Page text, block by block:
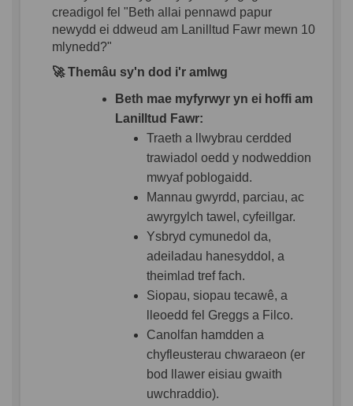
creadigol fel "Beth allai pennawd papur
newydd ei ddweud am Lanilltud Fawr mewn 10
mlynedd?"
🚀Themâu sy'n dod i'r amlwg
Beth mae myfyrwyr yn ei hoffi am
Lanilltud Fawr:
Traeth a llwybrau cerdded
trawiadol oedd y nodweddion
mwyaf poblogaidd.
Mannau gwyrdd, parciau, ac
awyrgylch tawel, cyfeillgar.
Ysbryd cymunedol da,
adeiladau hanesyddol, a
theimlad tref fach.
Siopau, siopau tecawê, a
lleoedd fel Greggs a Filco.
Canolfan hamdden a
chyfleusterau chwaraeon (er
bod llawer eisiau gwaith
uwchraddio).